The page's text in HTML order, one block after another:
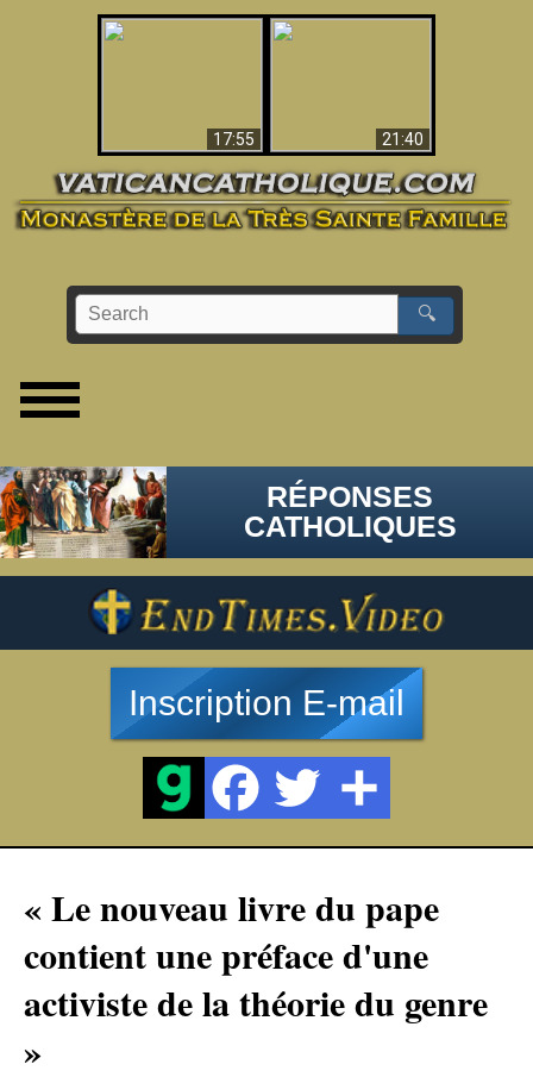
17:55
21:40
🔍
RÉPONSES
CATHOLIQUES
Inscription E-mail
« Le nouveau livre du pape
contient une préface d'une
activiste de la théorie du genre
»